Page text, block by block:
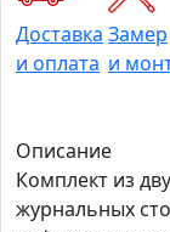
Доставка
и оплата
Замер
и
Описание
Комплект из
журнальных